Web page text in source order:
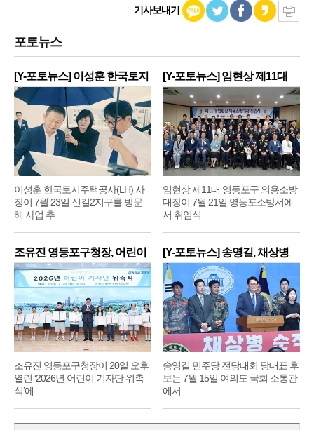
기사보내기
포토뉴스
[Y-포토뉴스] 이성훈 한국토지
주
이성훈 한국토지주택공사(LH) 사
장이 7월 23일 신길2지구를 방문
해 사업 추
[Y-포토뉴스] 임현상 제11대
영
임현상 제11대 영등포구 의용소방
대장이 7월 21일 영등포소방서에
서 취임식
조유진 영등포구청장, 어린이
기
조유진 영등포구청장이 20일 오후
열린 ‘2026년 어린이 기자단 위촉
식’에
[Y-포토뉴스] 송영길, 채상병
순
송영길 민주당 전당대회 당대표 후
보는 7월 15일 여의도 국회 소통관
에서